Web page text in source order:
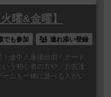
曜&金曜】
でも参加 連れ添い登録
途中入退場自由！ボード
う初心者の方や、お友達
ムを一緒に遊べる人がい